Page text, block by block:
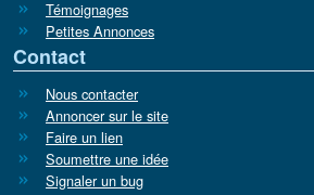
Témoignages
Petites Annonces
Contact
Nous contacter
Annoncer sur le site
Faire un lien
Soumettre une idée
Signaler un bug